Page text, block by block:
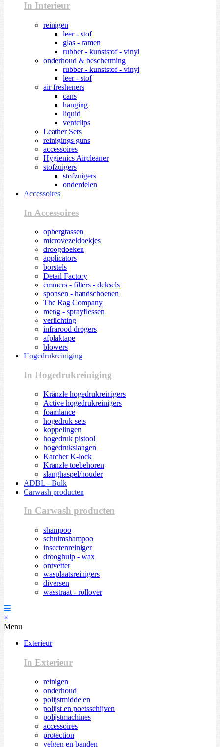
In Interieur
reinigen
leer - stof
glas - ramen
rubber - kunststof - vinyl
onderhoud & bescherming
rubber - kunststof - vinyl
leer - stof
air fresheners
cans
hanging
liquid
ventclips
Leather Sets
reinigings guns
accessoires
Hygienics Aircleaner
stofzuigers
stofzuigers
onderdelen
Accessoires
In Accessoires
opbergtassen
microvezeldoekjes
droogdoeken
applicators
borstels
Detail Factory
emmers - filters - deksels
sponsen - handschoenen
The Rag Company
meng - sprayflessen
verlichting
infrarood drogers
afplaktape
blowers
Hogedrukreiniging
In Hogedrukreiniging
Kränzle hogedrukreinigers
Active hogedrukreinigers
foamlance
hogedruk sets
koppelingen
hogedruk pistool
hogedrukslangen
Karcher K-lock
Kranzle toebehoren
slanghaspel/houder
ADBL - Bulk
Carwash producten
In Carwash producten
shampoo
schuimshampoo
insectenreiniger
drooghulp - wax
ontvetter
wasplaatsreinigers
diversen
wasstraat - rollover
×
Menu
Exterieur
In Exterieur
reinigen
onderhoud
polijstmiddelen
polijst en poetsschijven
polijstmachines
accessoires
protection
velgen en banden